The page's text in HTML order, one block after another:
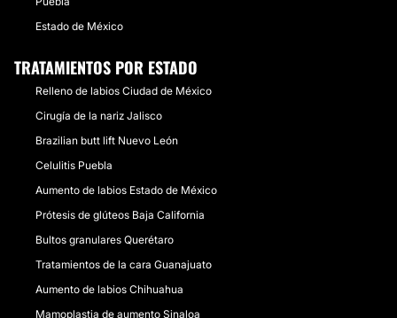
Estado de México
TRATAMIENTOS POR ESTADO
Relleno de labios Ciudad de México
Cirugía de la nariz Jalisco
Brazilian butt lift Nuevo León
Celulitis Puebla
Aumento de labios Estado de México
Prótesis de glúteos Baja California
Bultos granulares Querétaro
Tratamientos de la cara Guanajuato
Aumento de labios Chihuahua
Mamoplastia de aumento Sinaloa